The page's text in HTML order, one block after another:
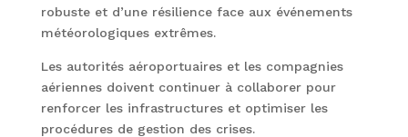
robuste et d’une résilience face aux événements
météorologiques extrêmes.
Les autorités aéroportuaires et les compagnies
aériennes doivent continuer à collaborer pour
renforcer les infrastructures et optimiser les
procédures de gestion des crises.